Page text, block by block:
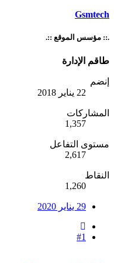
Gsmtech
.:: مؤسس الموقع ::.
طاقم الإدارة
إنضم
22 يناير 2018
المشاركات
1,357
مستوى التفاعل
2,617
النقاط
1,260
29 يناير 2020
#1